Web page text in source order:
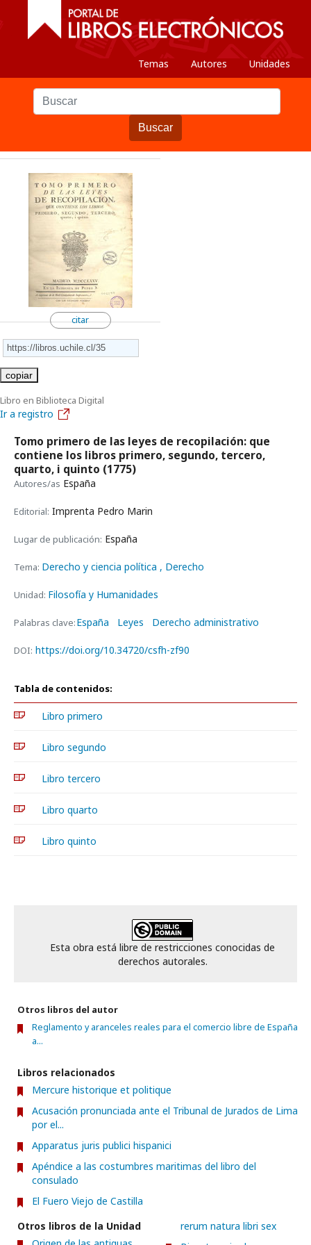
Temas Autores Unidades
Buscar
citar
copiar
Libro en Biblioteca Digital
Ir a registro
Tomo primero de las leyes de recopilación: que
contiene los libros primero, segundo, tercero,
quarto, i quinto (1775)
Autores/as España
Editorial: Imprenta Pedro Marin
Lugar de publicación: España
Tema: Derecho y ciencia política , Derecho
Unidad: Filosofía y Humanidades
Palabras clave:España Leyes Derecho administrativo
DOI: https://doi.org/10.34720/csfh-zf90
Tabla de contenidos:
Libro primero
Libro segundo
Libro tercero
Libro quarto
Libro quinto
Esta obra está libre de restricciones conocidas de
derechos autorales.
Otros libros del autor
Reglamento y aranceles reales para el comercio libre de España
a...
Libros relacionados
Mercure historique et politique
Acusación pronunciada ante el Tribunal de Jurados de Lima
por el...
Apparatus juris publici hispanici
Apéndice a las costumbres maritimas del libro del
consulado
El Fuero Viejo de Castilla
Otros libros de la Unidad
rerum natura libri sex